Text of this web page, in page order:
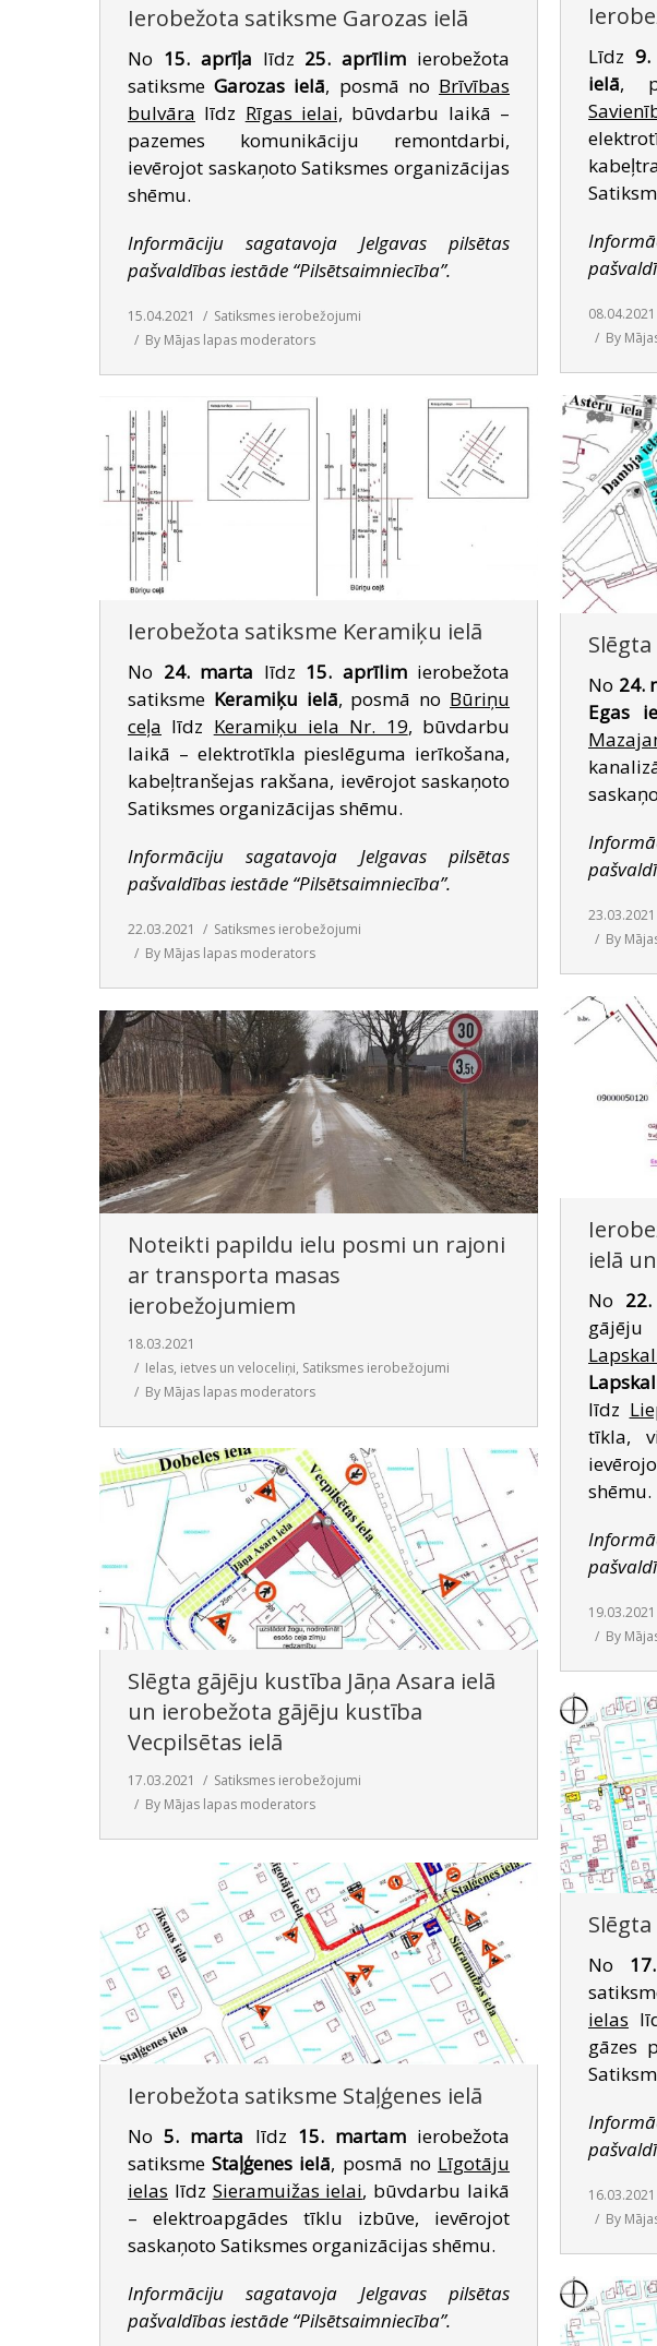
Ierobežota satiksme Garozas ielā
No 15. aprīļa līdz 25. aprīlim ierobežota
satiksmeGarozas ielā, posmā no Brīvības
bulvāra līdz Rīgas ielai, būvdarbu laikā –
pazemes komunikāciju remontdarbi,
ievērojot saskaņoto Satiksmes organizācijas
shēmu.
Informāciju sagatavoja Jelgavas pilsētas
pašvaldības iestāde “Pilsētsaimniecība”.
15.04.2021
Satiksmes ierobežojumi
By Mājas lapas moderators
Līdz
ielā,
08.04.2021
By
No 24.
Egas
23.03.2021
By
Ierobežota satiksme Keramiķu ielā
No 24. marta līdz 15. aprīlim ierobežota
satiksme Keramiķu ielā, posmā no Būriņu
ceļa līdz Keramiķu iela Nr. 19, būvdarbu
laikā – elektrotīkla pieslēguma ierīkošana,
kabeļtranšejas rakšana, ievērojot saskaņoto
Satiksmes organizācijas shēmu.
Informāciju sagatavoja Jelgavas pilsētas
pašvaldības iestāde “Pilsētsaimniecība”.
22.03.2021
Satiksmes ierobežojumi
By Mājas lapas moderators
ielā
No
gājēju
līdz
tīkla,
shēmu.
19.03.2021
By
Noteikti papildu ielu posmi un rajoni
ar transporta masas
ierobežojumiem
18.03.2021
Ielas, ietves un veloceliņi, Satiksmes ierobežojumi
By Mājas lapas moderators
Slēgta gājēju kustība Jāņa Asara ielā
un ierobežota gājēju kustība
Vecpilsētas ielā
17.03.2021
Satiksmes ierobežojumi
By Mājas lapas moderators
No
ielas
gāzes
16.03.2021
By
Ierobežota satiksme Staļģenes ielā
No5. marta līdz 15. martamierobežota
satiksmeStaļģenes ielā, posmā no Līgotāju
ielas līdz Sieramuižas ielai, būvdarbu laikā
– elektroapgādes tīklu izbūve, ievērojot
saskaņoto Satiksmes organizācijas shēmu.
Informāciju sagatavoja Jelgavas pilsētas
pašvaldības iestāde “Pilsētsaimniecība”.